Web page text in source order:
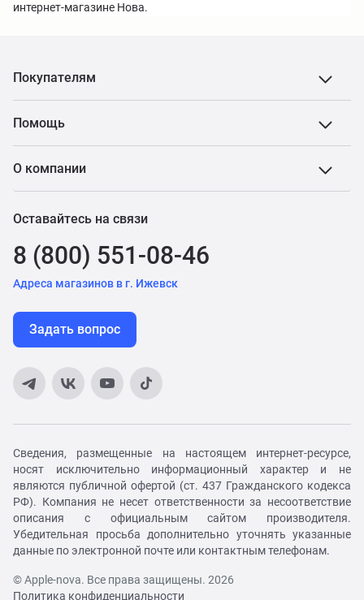
интернет-магазине Нова.
Покупателям
Помощь
О компании
Оставайтесь на связи
8 (800) 551-08-46
Адреса магазинов в г. Ижевск
Задать вопрос
Сведения, размещенные на настоящем интернет-ресурсе,
носят исключительно информационный характер и не
являются публичной офертой (ст. 437 Гражданского кодекса
РФ). Компания не несет ответственности за несоответствие
описания с официальным сайтом производителя.
Убедительная просьба дополнительно уточнять указанные
данные по электронной почте или контактным телефонам.
© Apple-nova. Все права защищены. 2026
Политика конфиденциальности